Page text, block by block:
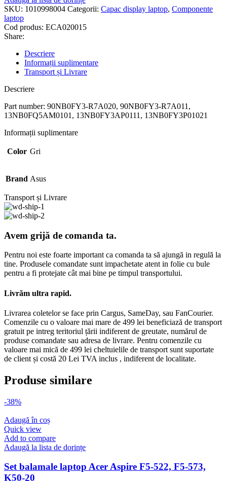
SKU: 1010998004 Categorii: Capac display laptop, Componente
laptop
Cod produs: ECA020015
Share:
Descriere
Informații suplimentare
Transport și Livrare
Descriere
Part number: 90NB0FY3-R7A020, 90NB0FY3-R7A011,
13NB0FQ5AM0101, 13NB0FY3AP0111, 13NB0FY3P01021
Informații suplimentare
Color Gri
Brand Asus
Transport și Livrare
Avem grijă de comanda ta.
Pentru noi este foarte important ca comanda ta să ajungă in regulă la
tine. Produsele comandate sunt impachetate atent in folie cu bule
pentru a fi protejate cât mai bine pe timpul transportului.
Livrăm ultra rapid.
Livrarea coletelor se face prin Cargus, SameDay, sau FanCourier.
Comenzile cu o valoare mai mare de 499 lei beneficiază de transport
gratuit pe intreg teritoriul țării indiferent de greutate, numărul de
produse comandate sau adresa de livrare. Pentru comenzile cu
valoare mai mică de 499 lei cheltuielile de transport sunt suportate
de client și costă 20 Lei TVA inclus , indiferent de localitate.
Produse similare
-38%
Adaugă în coș
Quick view
Add to compare
Adaugă la lista de dorințe
Set balamale laptop Acer Aspire F5-522, F5-573,
K50-20